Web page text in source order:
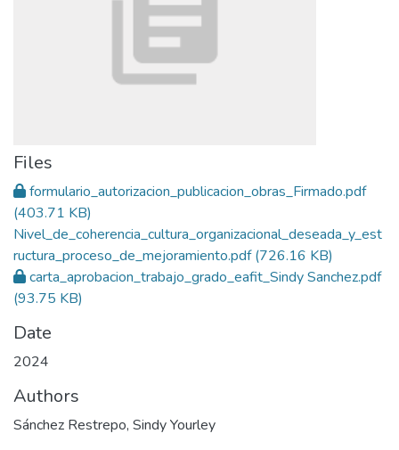
Files
formulario_autorizacion_publicacion_obras_Firmado.pdf
(403.71 KB)
Nivel_de_coherencia_cultura_organizacional_deseada_y_est
ructura_proceso_de_mejoramiento.pdf(726.16 KB)
carta_aprobacion_trabajo_grado_eafit_Sindy Sanchez.pdf
(93.75 KB)
Date
2024
Authors
Sánchez Restrepo, Sindy Yourley